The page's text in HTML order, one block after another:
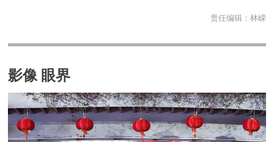
责任编辑： 林嵘
影像 眼界